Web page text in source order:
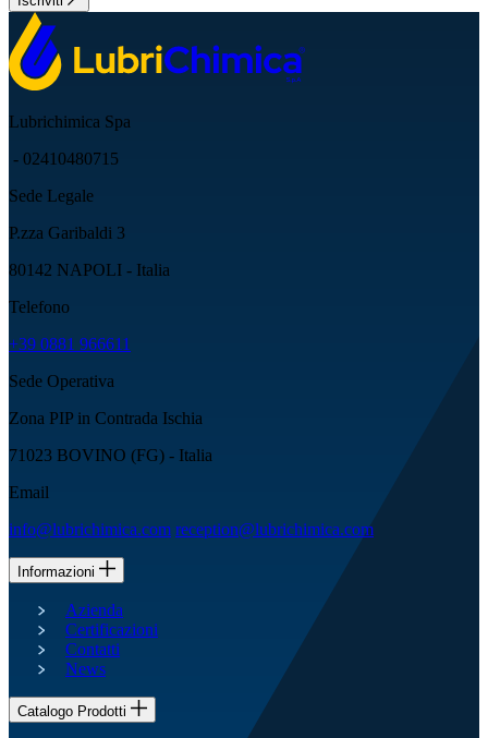
Lubrichimica Spa
- 02410480715
Sede Legale
P.zza Garibaldi 3
80142 NAPOLI - Italia
Telefono
+39 0881 966611
Sede Operativa
Zona PIP in Contrada Ischia
71023 BOVINO (FG) - Italia
Email
info@lubrichimica.com reception@lubrichimica.com
Informazioni
Azienda
Certificazioni
Contatti
News
Catalogo Prodotti